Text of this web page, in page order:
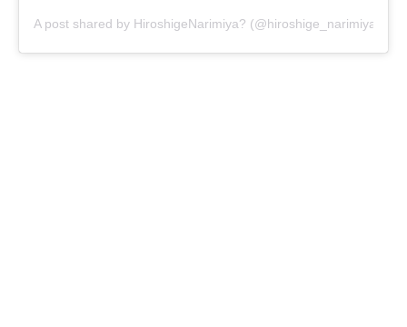
A post shared by HiroshigeNarimiya? (@hiroshige_narimiya)